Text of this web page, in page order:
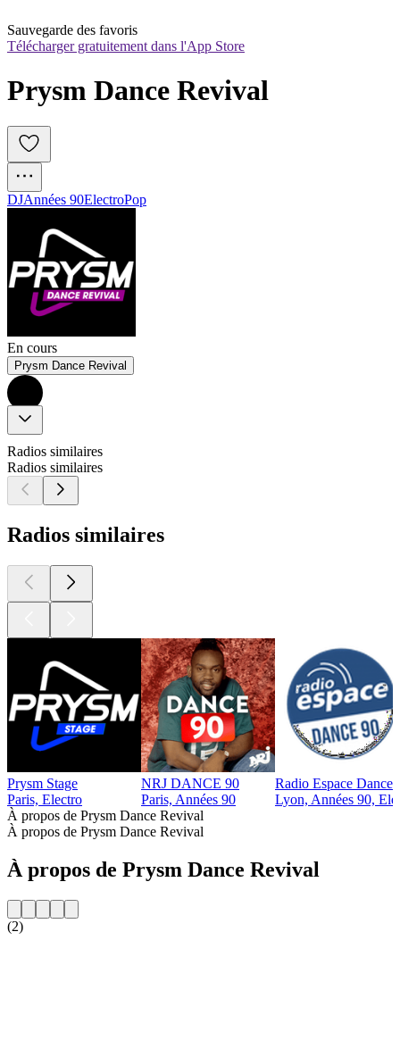
Sauvegarde des favoris
Télécharger gratuitement dans l'App Store
Prysm Dance Revival
DJAnnées 90ElectroPop
En cours
Prysm Dance Revival
Radios similaires
Radios similaires
Radios similaires
Prysm Stage
Paris, Electro
NRJ DANCE 90
Paris, Années 90
Radio Espace Dance
Lyon, Années 90,
À propos de Prysm Dance Revival
À propos de Prysm Dance Revival
À propos de Prysm Dance Revival
(2)